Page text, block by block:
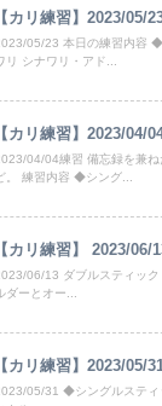
【カリ練習】2023/05/
05/23 本日の練習内容
リ シナワリ・アド...
【カリ練習】2023/04/
04/04練習 備忘録を兼ね
。 練習内容 ◆シング...
【カリ練習】 2023/06/
06/13 ダブルスティッ
ダーとオー...
【カリ練習】2023/05/
05/31 ◆シングルスティック 四股立ちで切り下ろし